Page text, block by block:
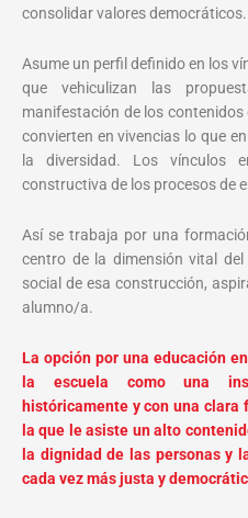
consolidar valores democráticos.
Asume un perfil definido en los
que vehiculizan las
manifestación de los
convierten en vivencias lo que
la diversidad. Los vínculos
constructiva de los procesos de
Así se trabaja por una
centro de la dimensión vital
social de esa construcción,
alumno/a.
La opción por una educación
la escuela como una
históricamente y con una clara
la que le asiste un alto
la dignidad de las personas y
cada vez más justa y